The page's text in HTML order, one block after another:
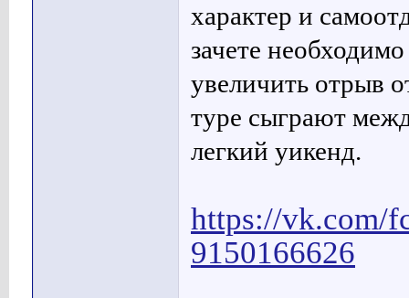
характер и
зачете
увеличить отрыв
туре сыграют
легкий уикенд.
https://vk.com/
9150166626